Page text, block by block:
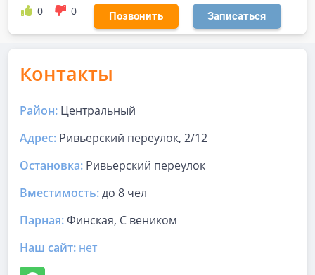
0 0 Позвонить Записаться
Контакты
Район: Центральный
Адрес: Ривьерский переулок, 2/12
Остановка: Ривьерский переулок
Вместимость:до 8 чел
Парная:Финская, С веником
Наш сайт: нет